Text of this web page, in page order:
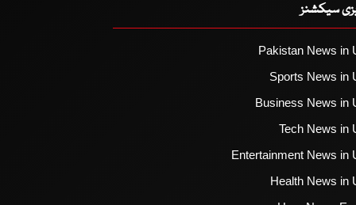
سیکشنز
Pakistan News in
Sports News in
Business News in
Tech News in
Entertainment News in
Health News in